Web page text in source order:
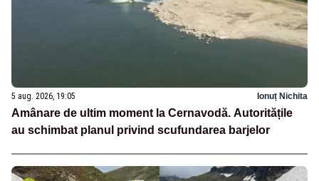
5 aug. 2026, 19:05 Ionuț Nichita
Amânare de ultim moment la Cernavodă. Autoritățile
au schimbat planul privind scufundarea barjelor